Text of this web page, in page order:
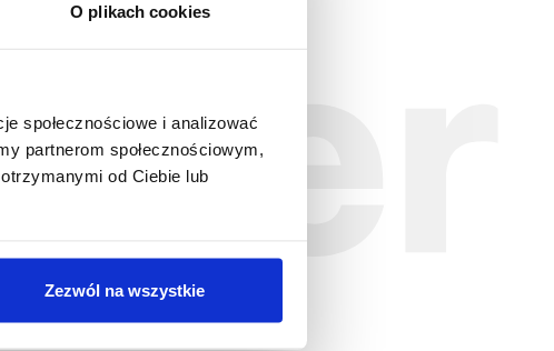
O plikach cookies
społecznościowe i analizować
partnerom społecznościowym,
od Ciebie lub
Zezwól na wszystkie
śledzić